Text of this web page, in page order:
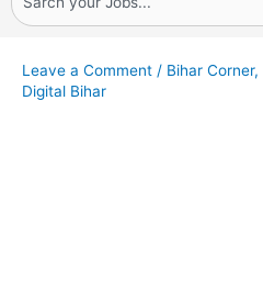
Leave a Comment / Bihar Corner,
Digital Bihar